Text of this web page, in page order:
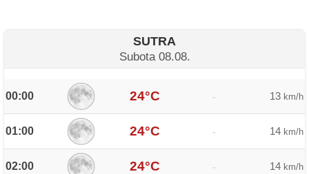
SUTRA
Subota 08.08.
00:00 24°C - 13 km/h
01:00 24°C - 14 km/h
02:00 24°C - 14 km/h